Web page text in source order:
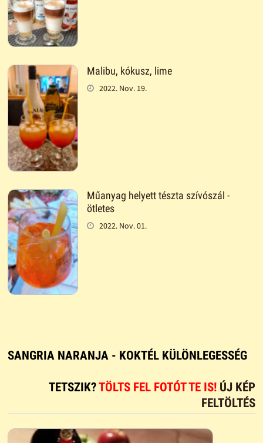
Malibu, kókusz, lime
2022. Nov. 19.
Műanyag helyett tészta szívószál -
ötletes
2022. Nov. 01.
SANGRIA NARANJA - KOKTÉL KÜLÖNLEGESSÉG
TETSZIK?TÖLTS FEL FOTÓT TE IS! ÚJ KÉP
FELTÖLTÉS